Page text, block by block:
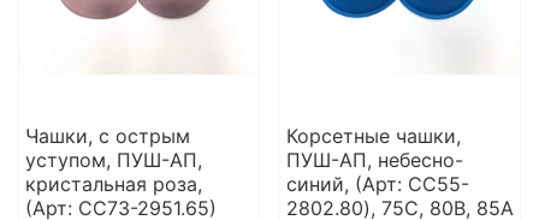
Чашки, с острым
уступом, ПУШ-АП,
кристальная роза,
(Арт: CC73-2951.65)
Корсетные чашки,
ПУШ-АП, небесно-
синий, (Арт: CC55-
2802.80), 75С, 80В, 85А